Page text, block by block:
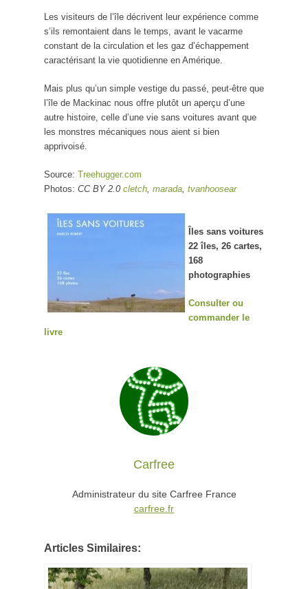
Les visiteurs de l’île décrivent leur expérience comme
s’ils remontaient dans le temps, avant le vacarme
constant de la circulation et les gaz d’échappement
caractérisant la vie quotidienne en Amérique.
Mais plus qu’un simple vestige du passé, peut-être que
l’île de Mackinac nous offre plutôt un aperçu d’une
autre histoire, celle d’une vie sans voitures avant que
les monstres mécaniques nous aient si bien
apprivoisé.
Source: Treehugger.com
Photos: CC BY 2.0 cletch, marada, tvanhoosear
Îles sans voitures
22 îles, 26 cartes,
168
photographies
Consulter ou
commander le
livre
Carfree
Administrateur du site Carfree France
carfree.fr
Articles Similaires: